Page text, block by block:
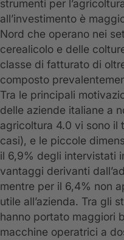
strumenti per
all’investimento è
Nord che operano nei
cerealicolo e delle
classe di fatturato di
composto
Tra le principali
delle aziende italiane a
agricoltura 4.0 vi sono il
casi), e le piccole
il 6,9% degli intervistati
vantaggi derivanti
mentre per il 6,4% non
utile all’azienda. Tra gli
hanno portato maggiori
macchine operatrici a